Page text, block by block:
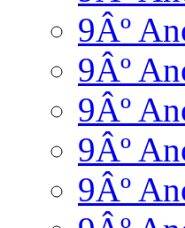
9Âº
9Âº
9Âº
9Âº
9Âº